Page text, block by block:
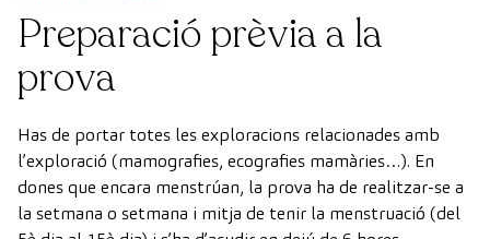
Preparació prèvia a la
prova
Has de portar totes les exploracions relacionades amb
l’exploració (mamografies, ecografies mamàries…). En
dones que encara menstrúan, la prova ha de realitzar-se a
la setmana o setmana i mitja de tenir la menstruació (del